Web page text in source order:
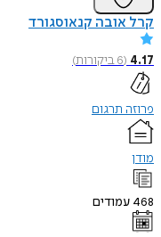
קרל אובה קנאוסגורד
4.17
(
6ביקורות)
פרוזה תרגום
מודן
468 עמודים